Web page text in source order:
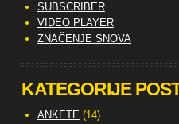
SUBSCRIBER
VIDEO PLAYER
ZNAČENJE SNOVA
KATEGORIJE
ANKETE (14)